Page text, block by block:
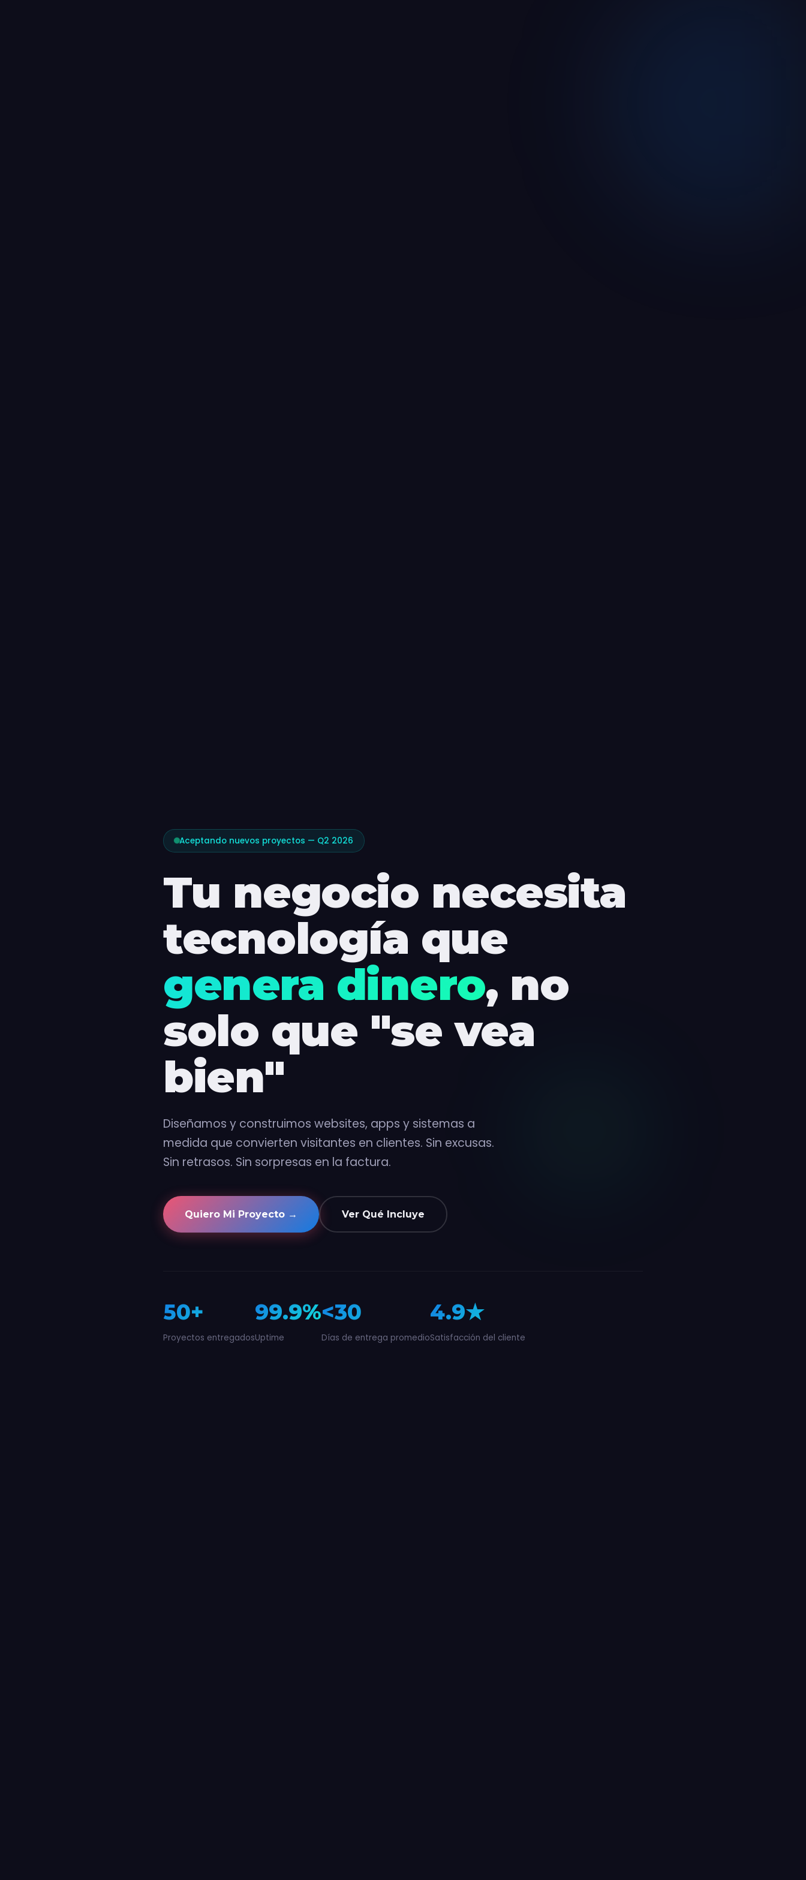
Aceptando nuevos proyectos — Q2 2026
Tu negocio necesita
tecnología que
genera dinero, no
solo que "se vea
bien"
Diseñamos y construimos websites, apps y sistemas a
medida que convierten visitantes en clientes. Sin excusas.
Sin retrasos. Sin sorpresas en la factura.
Quiero Mi Proyecto → Ver Qué Incluye
50+
Proyectos entregados
99.9%
Uptime
<30
Días de entrega promedio
4.9★
Satisfacción del cliente